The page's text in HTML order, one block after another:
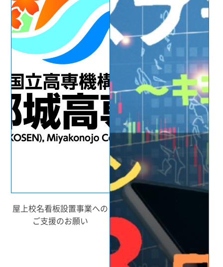
屋上校名看板設置事業への
ご支援のお願い